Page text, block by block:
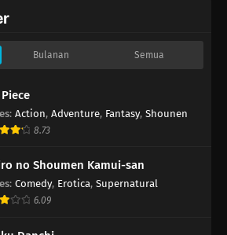
Bulanan Semua
: Action, Adventure, Fantasy, Shounen
8.73
no Shoumen Kamui-san
: Comedy, Erotica, Supernatural
6.09